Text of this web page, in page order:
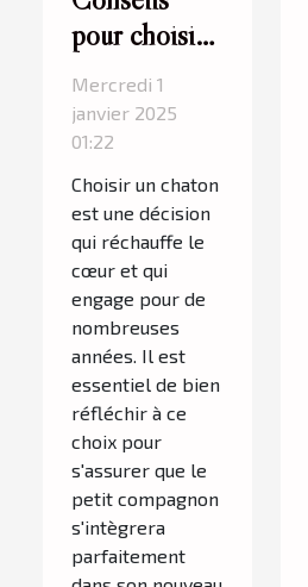
pour choisir
le bon chaton
dans un
élevage
spécialisé
Mercredi 1
janvier 2025
01:22
Choisir un chaton
est une décision
qui réchauffe le
cœur et qui
engage pour de
nombreuses
années. Il est
essentiel de bien
réfléchir à ce
choix pour
s'assurer que le
petit compagnon
s'intègrera
parfaitement